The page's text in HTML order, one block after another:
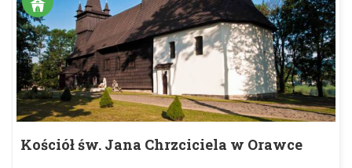
Kościół św. Jana Chrzciciela w Orawce